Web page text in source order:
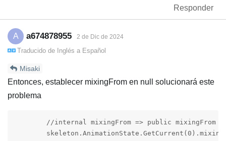
Responder
A a674878955 2 de Dic de 2024
Traducido de Inglés a Español
Misaki
Entonces, establecer mixingFrom en null solucionará este
problema
        //internal mixingFrom => public mixingFrom